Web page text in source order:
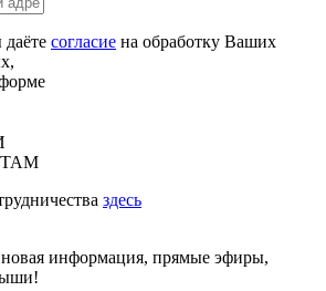
согласие на обработку Ваших
здесь
новая информация, прямые эфиры,